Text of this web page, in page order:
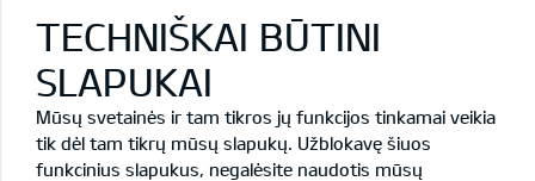
TECHNIŠKAI BŪTINI
SLAPUKAI
Mūsų svetainės ir tam tikros jų funkcijos tinkamai veikia
tik dėl tam tikrų mūsų slapukų. Užblokavę šiuos
funkcinius slapukus, negalėsite naudotis mūsų